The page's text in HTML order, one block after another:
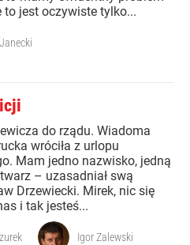
to jest oczywiste tylko...
do rządu. Wiadoma
wróciła z urlopu
Mam jedno nazwisko, jedną
– uzasadniał swą
Drzewiecki. Mirek, nic się
i tak jesteś...
Igor Zalewski